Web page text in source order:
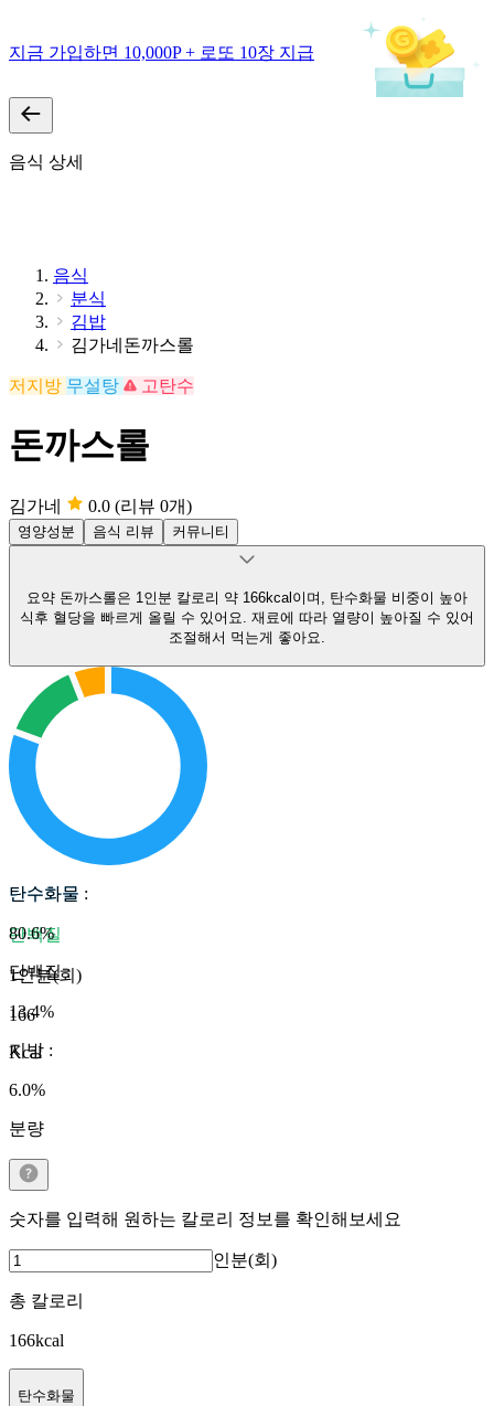
지금 가입하면 10,000P + 로또 10장 지급
음식 상세
음식
분식
김밥
김가네돈까스롤
저지방 무설탕 고탄수
돈까스롤
김가네 0.0 (리뷰 0개)
영양성분 음식 리뷰 커뮤니티
요약 돈까스롤은 1인분 칼로리 약 166kcal이며, 탄수화물 비중이 높아
식후 혈당을 빠르게 올릴 수 있어요. 재료에 따라 열량이 높아질 수 있어
조절해서 먹는게 좋아요.
탄수화물
단백질
1인분(회)
166
Kcal
탄수화물 :
80.6%
단백질:
13.4%
지방 :
6.0%
분량
숫자를 입력해 원하는 칼로리 정보를 확인해보세요
인분(회)
총 칼로리
166kcal
탄수화물